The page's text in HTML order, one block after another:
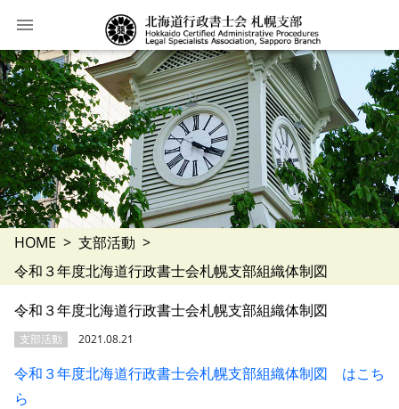
HOME
支部活動
令和３年度北海道行政書士会札幌支部組織体制図
令和３年度北海道行政書士会札幌支部組織体制図
支部活動 2021.08.21
令和３年度北海道行政書士会札幌支部組織体制図 はこち
ら